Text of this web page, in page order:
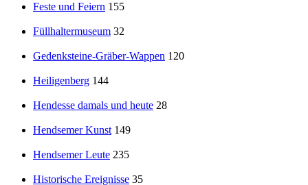
Feste und Feiern 155
Füllhaltermuseum 32
Gedenksteine-Gräber-Wappen 120
Heiligenberg 144
Hendesse damals und heute 28
Hendsemer Kunst 149
Hendsemer Leute 235
Historische Ereignisse 35